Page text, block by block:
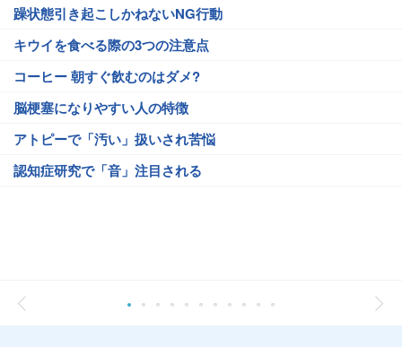
躁状態引き起こしかねないNG行動
キウイを食べる際の3つの注意点
コーヒー 朝すぐ飲むのはダメ?
脳梗塞になりやすい人の特徴
アトピーで「汚い」扱いされ苦悩
認知症研究で「音」注目される